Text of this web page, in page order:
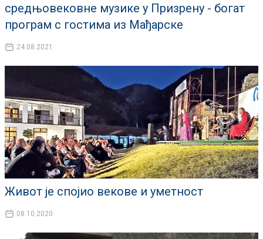
средњовековне музике у Призрену - богат
програм с гостима из Мађарске
24.08.2021
Живот је спојио векове и уметност
08.10.2020